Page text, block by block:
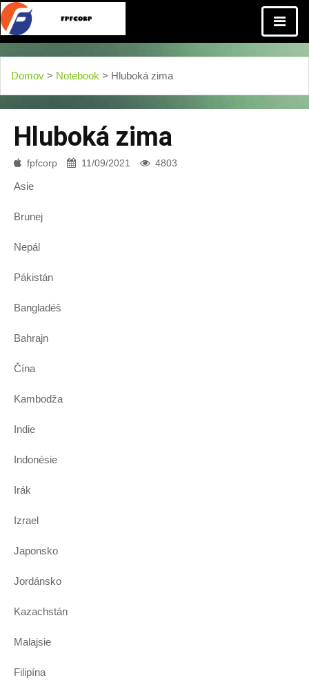
Domov > Notebook > Hluboká zima
Hluboká zima
fpfcorp 11/09/2021 4803
Asie
Brunej
Nepál
Pákistán
Bangladéš
Bahrajn
Čína
Kambodža
Indie
Indonésie
Irák
Izrael
Japonsko
Jordánsko
Kazachstán
Malajsie
Filipína